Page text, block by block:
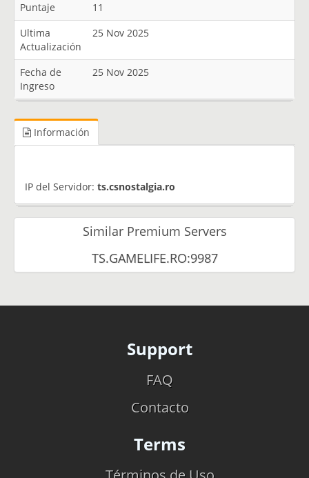
Puntaje
11
Ultima
Actualización
25 Nov 2025
Fecha de
Ingreso
25 Nov 2025
Información
IP del Servidor: ts.csnostalgia.ro
Similar Premium Servers
TS.GAMELIFE.RO:9987
Support
FAQ
Contacto
Terms